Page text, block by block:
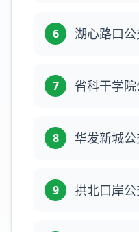
6 湖心路口
7 省科干学
8 华发新城
9 拱北口岸